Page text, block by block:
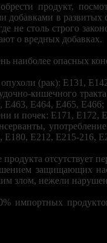
продукт,
добавками в
не столь строго
о вредных добавках.
наиболее опасных
опухоли (рак): Е131,
кишечного
Е463, Е464, Е465, Е466;
и почек: Е171, Е172,
Е180, Е212, Е215-216,
продукта отсутствует
защищающих нас
злом, нежели
импортных